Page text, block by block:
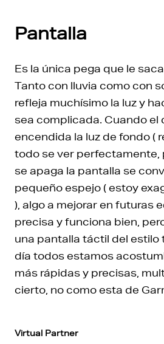
Pantalla
Es la única pega que le
Tanto con lluvia como con
refleja muchísimo la luz y
sea complicada. Cuando el
encendida la luz de fondo (
todo se ver perfectamente,
se apaga la pantalla se
pequeño espejo ( estoy
), algo a mejorar en futuras
precisa y funciona bien,
una pantalla táctil del estilo
día todos estamos
más rápidas y precisas,
cierto, no como esta de
Virtual Partner